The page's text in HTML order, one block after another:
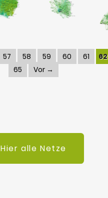
57 58 59 60 61
62
65
Vor →
Hier alle Netze